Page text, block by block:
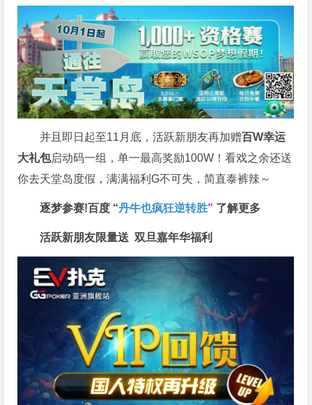
并且即日起至11月底，活跃新朋友再加赠百W幸运
大礼包启动码一组，单一最高奖励100W！看戏之余还送
你去天堂岛度假，满满福利G不可失，简直泰裤辣～
逐梦参赛!百度 “丹牛也疯狂逆转胜” 了解更多
活跃新朋友限量送双旦嘉年华福利